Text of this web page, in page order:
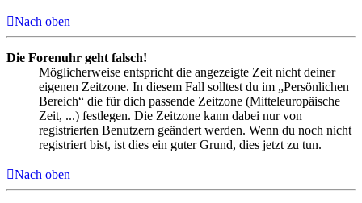
Nach oben
Die Forenuhr geht falsch!
Möglicherweise entspricht die angezeigte Zeit nicht deiner
eigenen Zeitzone. In diesem Fall solltest du im „Persönlichen
Bereich“ die für dich passende Zeitzone (Mitteleuropäische
Zeit, ...) festlegen. Die Zeitzone kann dabei nur von
registrierten Benutzern geändert werden. Wenn du noch nicht
registriert bist, ist dies ein guter Grund, dies jetzt zu tun.
Nach oben